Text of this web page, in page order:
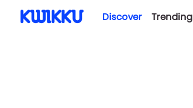
Discover Trending